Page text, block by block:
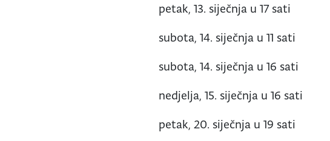
petak, 13. siječnja u 17 sati
subota, 14. siječnja u 11 sati
subota, 14. siječnja u 16 sati
nedjelja, 15. siječnja u 16 sati
petak, 20. siječnja u 19 sati